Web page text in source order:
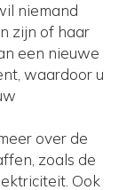
niemand
zijn of haar
een nieuwe
waardoor u
over de
zoals de
Ook